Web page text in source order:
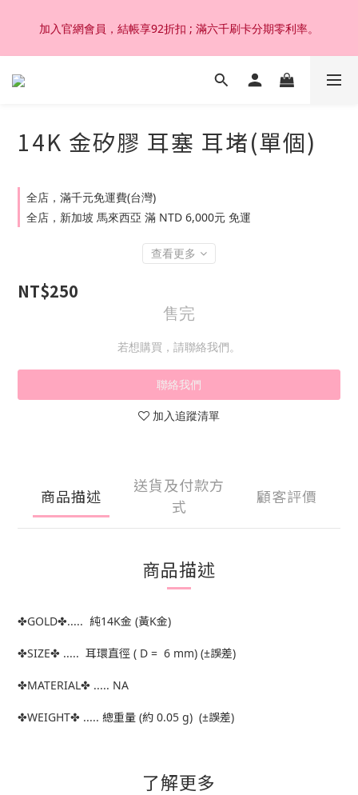
加入官網會員，結帳享92折扣 ; 滿六千刷卡分期零利率。
加入官網會員，結帳享92折扣 ; 滿六千刷卡分期零利率。
韓國設計製作。純14K 18K金，非鍍金非注金；洗澡，運動(汗
加入官網會員，結帳享92折扣 ; 滿六千刷卡分期零利率。
14K 金矽膠 耳塞 耳堵(單個)
全店，滿千元免運費(台灣)
全店，新加坡 馬來西亞 滿 NTD 6,000元 免運
查看更多
NT$250
售完
若想購買，請聯絡我們。
聯絡我們
加入追蹤清單
商品描述
送貨及付款方
式
顧客評價
商品描述
✤GOLD✤..... 純14K金 (黃K金)
✤SIZE✤ ..... 耳環直徑 ( D = 6 mm) (±誤差)
✤MATERIAL✤ ..... NA
✤WEIGHT✤ ..... 總重量 (約 0.05 g) (±誤差)
了解更多